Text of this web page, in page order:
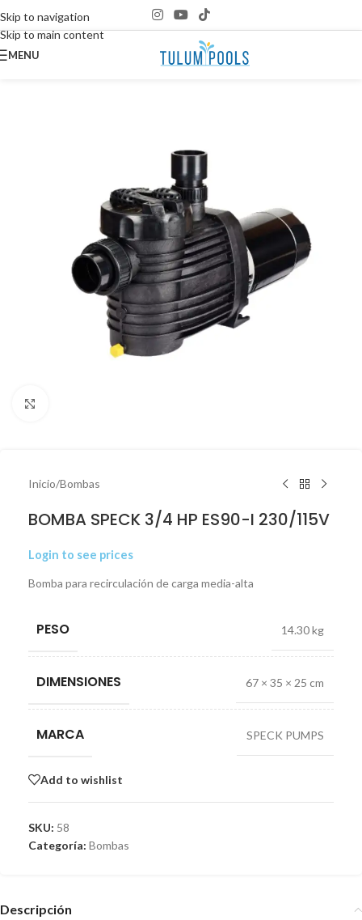
Skip to navigation
Skip to main content
MENU
Inicio/Bombas
BOMBA SPECK 3/4 HP ES90-I 230/115V
Login to see prices
Bomba para recirculación de carga media-alta
PESO 14.30 kg
DIMENSIONES 67 × 35 × 25 cm
MARCA SPECK PUMPS
Add to wishlist
SKU: 58
Categoría: Bombas
Descripción